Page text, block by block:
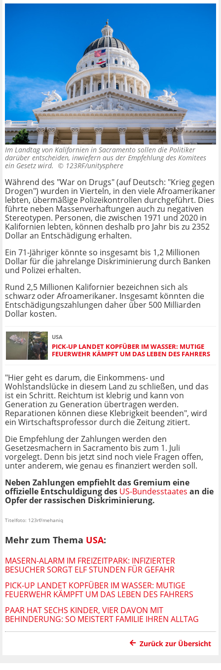
Im Landtag von Kalifornien in Sacramento sollen die Politiker
darüber entscheiden, inwiefern aus der Empfehlung des Komitees
ein Gesetz wird. © 123RF/unitysphere
Während des "War on Drugs" (auf Deutsch: "Krieg gegen
Drogen") wurden in Vierteln, in den viele Afroamerikaner
lebten, übermäßige Polizeikontrollen durchgeführt. Dies
führte neben Massenverhaftungen auch zu negativen
Stereotypen. Personen, die zwischen 1971 und 2020 in
Kalifornien lebten, können deshalb pro Jahr bis zu 2352
Dollar an Entschädigung erhalten.
Ein 71-Jähriger könnte so insgesamt bis 1,2 Millionen
Dollar für die jahrelange Diskriminierung durch Banken
und Polizei erhalten.
Rund 2,5 Millionen Kalifornier bezeichnen sich als
schwarz oder Afroamerikaner. Insgesamt könnten die
Entschädigungszahlungen daher über 500 Milliarden
Dollar kosten.
USA
PICK-UP LANDET KOPFÜBER IM WASSER: MUTIGE
FEUERWEHR KÄMPFT UM DAS LEBEN DES FAHRERS
"Hier geht es darum, die Einkommens- und
Wohlstandslücke in diesem Land zu schließen, und das
ist ein Schritt. Reichtum ist klebrig und kann von
Generation zu Generation übertragen werden.
Reparationen können diese Klebrigkeit beenden", wird
ein Wirtschaftsprofessor durch die Zeitung zitiert.
Die Empfehlung der Zahlungen werden den
Gesetzesmachern in Sacramento bis zum 1. Juli
vorgelegt. Denn bis jetzt sind noch viele Fragen offen,
unter anderem, wie genau es finanziert werden soll.
Neben Zahlungen empfiehlt das Gremium eine
offizielle Entschuldigung des US-Bundesstaates an die
Opfer der rassischen Diskriminierung.
Titelfoto: 123rf/mehaniq
Mehr zum Thema USA:
MASERN-ALARM IM FREIZEITPARK: INFIZIERTER
BESUCHER SORGT ELF STUNDEN FÜR GEFAHR
PICK-UP LANDET KOPFÜBER IM WASSER: MUTIGE
FEUERWEHR KÄMPFT UM DAS LEBEN DES FAHRERS
PAAR HAT SECHS KINDER, VIER DAVON MIT
BEHINDERUNG: SO MEISTERT FAMILIE IHREN ALLTAG
Zurück zur Übersicht